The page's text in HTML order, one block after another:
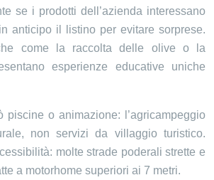
se i prodotti dell’azienda interessano
anticipo il listino per evitare sorprese.
come la raccolta delle olive o la
esperienze educative uniche
piscine o animazione: l’agricampeggio
non servizi da villaggio turistico.
molte strade poderali strette e
a motorhome superiori ai 7 metri.